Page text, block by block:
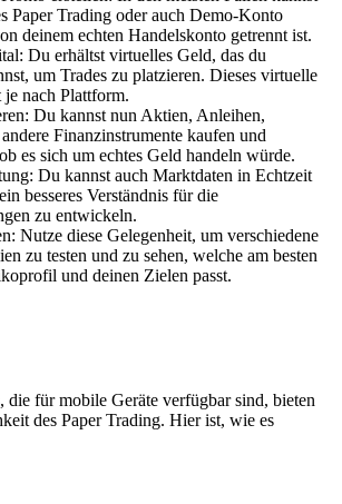
Paper Trading oder auch Demo-Konto
deinem echten Handelskonto getrennt ist.
Du erhältst virtuelles Geld, das du
um Trades zu platzieren. Dieses virtuelle
nach Plattform.
Du kannst nun Aktien, Anleihen,
Finanzinstrumente kaufen und
es sich um echtes Geld handeln würde.
Du kannst auch Marktdaten in Echtzeit
besseres Verständnis für die
zu entwickeln.
Nutze diese Gelegenheit, um verschiedene
zu testen und zu sehen, welche am besten
und deinen Zielen passt.
für mobile Geräte verfügbar sind, bieten
des Paper Trading. Hier ist, wie es